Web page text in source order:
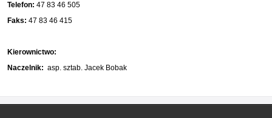
Telefon: 47 83 46 505
Faks: 47 83 46 415
Kierownictwo:
Naczelnik: asp. sztab. Jacek Bobak